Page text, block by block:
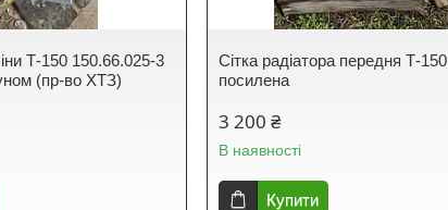
Т-150 150.66.025-3
(пр-во ХТЗ)
Сітка радіатора передня Т-150
посилена
3 200 ₴
В наявності
Купити